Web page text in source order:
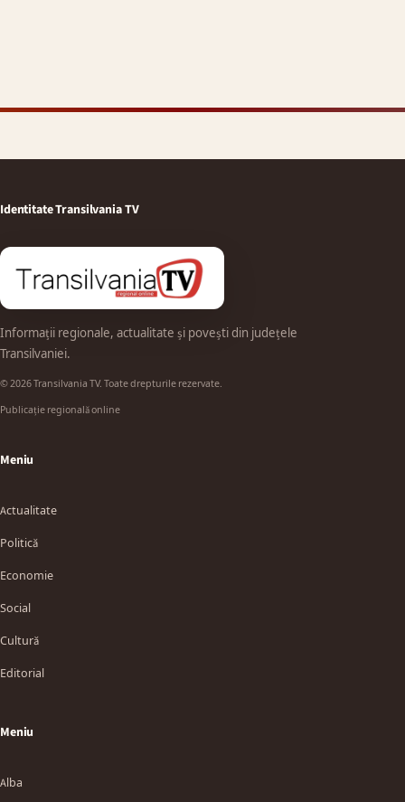
Identitate Transilvania TV
Informații regionale, actualitate și povești din județele
Transilvaniei.
© 2026 Transilvania TV. Toate drepturile rezervate.
Publicație regională online
Meniu
Actualitate
Politică
Economie
Social
Cultură
Editorial
Meniu
Alba